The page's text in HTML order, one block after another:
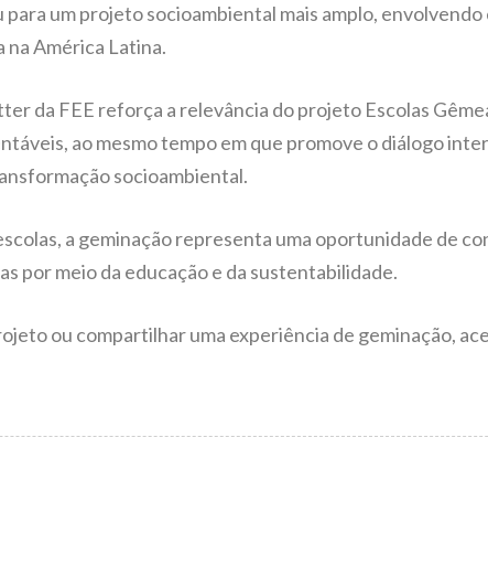
para um projeto socioambiental mais amplo,
na América Latina.
da FEE reforça a relevância do projeto Escolas
ao mesmo tempo em que promove o diálogo
socioambiental.
a geminação representa uma oportunidade de
por meio da educação e da sustentabilidade.
ou compartilhar uma experiência de geminação,